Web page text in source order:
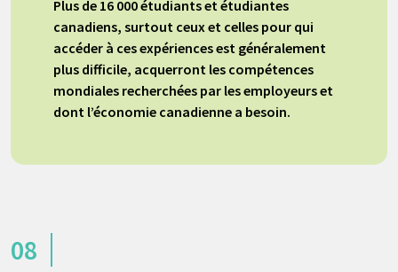
Plus de 16 000 étudiants et étudiantes
canadiens, surtout ceux et celles pour qui
accéder à ces expériences est généralement
plus difficile, acquerront les compétences
mondiales recherchées par les employeurs et
dont l’économie canadienne a besoin.
08